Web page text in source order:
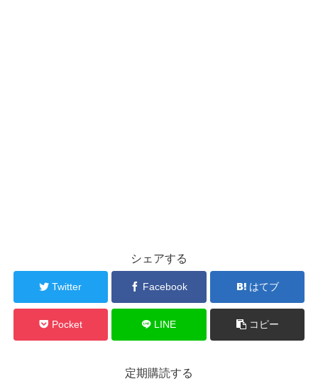
シェアする
Twitter Facebook はてブ
Pocket LINE コピー
定期購読する